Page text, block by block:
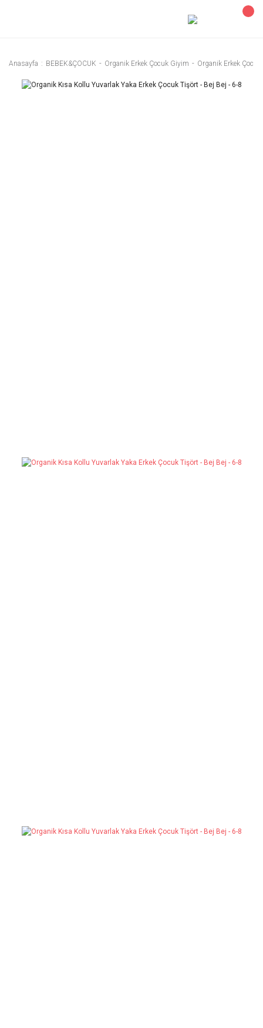
Anasayfa BEBEK&ÇOCUK Organik Erkek Çocuk Giyim Organik Erkek Çocuk